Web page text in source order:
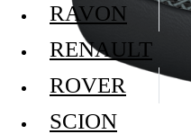
RAVON
RENAULT
ROVER
SCION